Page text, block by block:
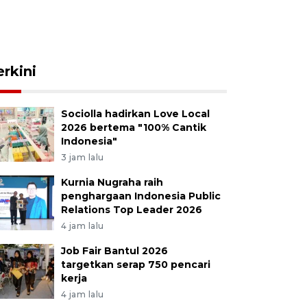
Sociolla hadirkan Love Local
2026 bertema "100% Cantik
Indonesia"
3 jam lalu
Kurnia Nugraha raih
penghargaan Indonesia Public
Relations Top Leader 2026
4 jam lalu
Job Fair Bantul 2026
targetkan serap 750 pencari
kerja
4 jam lalu